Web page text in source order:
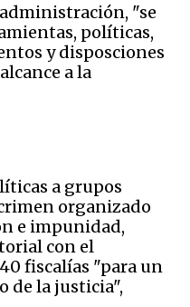
"se
políticas,
y disposciones
a la
a grupos
organizado
e impunidad,
con el
fiscalías "para un
de la justicia",